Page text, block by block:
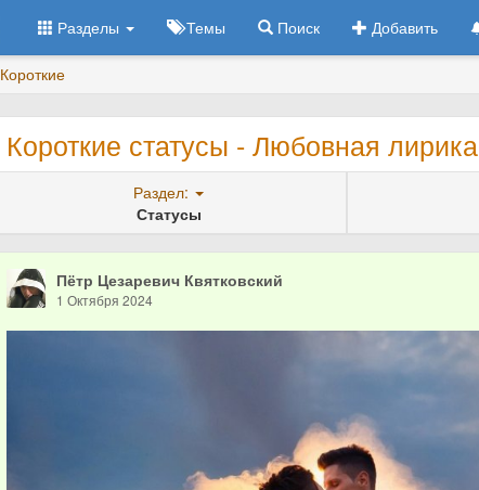
Разделы Темы Поиск Добавить
Короткие
Короткие статусы - Любовная лирика
Раздел:
Статусы
Пётр Цезаревич Квятковский
1 Октября 2024